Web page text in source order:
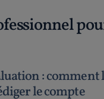
: comment
le compte